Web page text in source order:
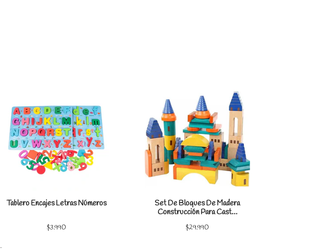
Ver detalles
Tablero Encajes Letras Números
$3.990
Ver detalles
Set De Bloques De Madera
Construcción Para Cast...
$29.990